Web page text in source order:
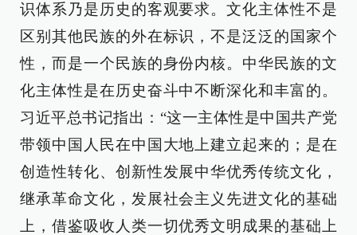
识体系乃是历史的客观要求。文化主体性不是
区别其他民族的外在标识，不是泛泛的国家个
性，而是一个民族的身份内核。中华民族的文
化主体性是在历史奋斗中不断深化和丰富的。
习近平总书记指出：“这一主体性是中国共产党
带领中国人民在中国大地上建立起来的；是在
创造性转化、创新性发展中华优秀传统文化，
继承革命文化，发展社会主义先进文化的基础
上，借鉴吸收人类一切优秀文明成果的基础上